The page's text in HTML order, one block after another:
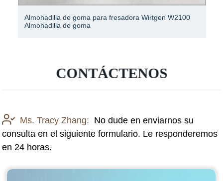
Almohadilla de goma para fresadora Wirtgen W2100
Almohadilla de goma
CONTÁCTENOS
Ms. Tracy Zhang: No dude en enviarnos su
consulta en el siguiente formulario. Le responderemos
en 24 horas.